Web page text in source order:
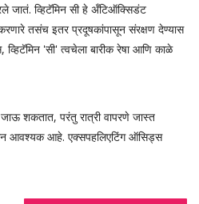
जातं. व्हिटॅमिन सी हे अँटिऑक्सिडंट
तसंच इतर प्रदूषकांपासून संरक्षण देण्यास
'सी' त्वचेला बारीक रेषा आणि काळे
शकतात, परंतु रात्री वापरणे जास्त
आवश्यक आहे. एक्सपहलिएटिंग ऑसिड्स